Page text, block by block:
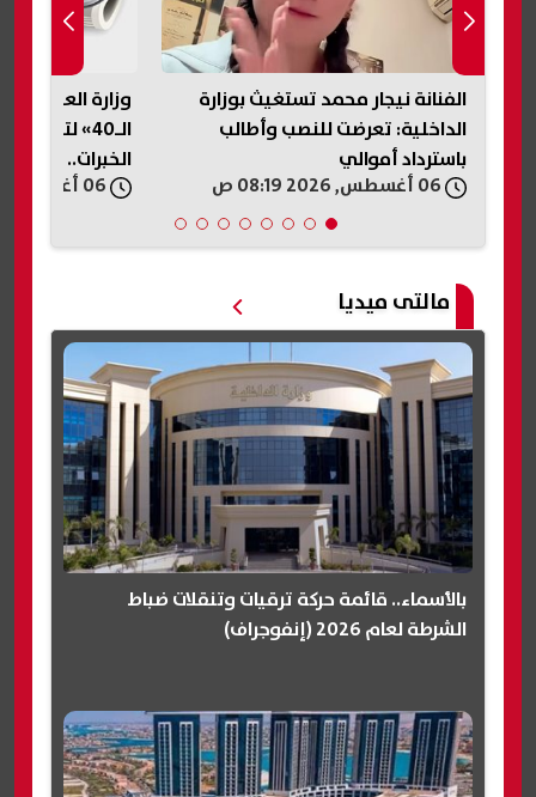
الفنانة نيجار محمد تستغيث بوزارة
الداخلية: تعرضت للنصب وأطالب
باسترداد أموالي
وزارة العمل
الـ40»
الخبرات.. اعرف
مالتى ميديا
بالأسماء.. قائمة حركة ترقيات وتنقلات ضباط
الشرطة لعام 2026 (إنفوجراف)